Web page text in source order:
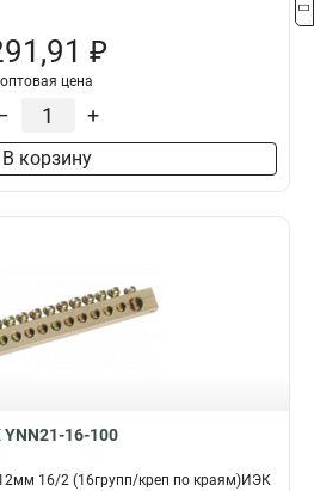
₽
оптовая цена
+
В корзину
YNN21-16-100
16/2 (16групп/креп по краям)ИЭК